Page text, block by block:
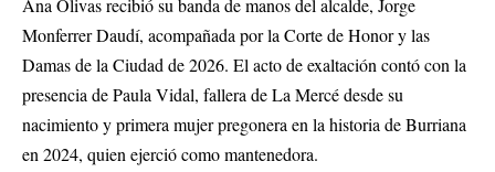
Ana Olivas recibió su banda de manos del alcalde, Jorge
Monferrer Daudí, acompañada por la Corte de Honor y las
Damas de la Ciudad de 2026. El acto de exaltación contó con la
presencia de Paula Vidal, fallera de La Mercé desde su
nacimiento y primera mujer pregonera en la historia de Burriana
en 2024, quien ejerció como mantenedora.